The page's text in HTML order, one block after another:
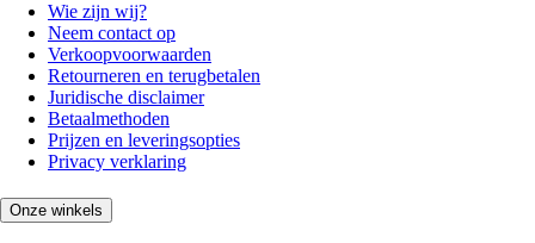
Wie zijn wij?
Neem contact op
Verkoopvoorwaarden
Retourneren en terugbetalen
Juridische disclaimer
Betaalmethoden
Prijzen en leveringsopties
Privacy verklaring
Onze winkels